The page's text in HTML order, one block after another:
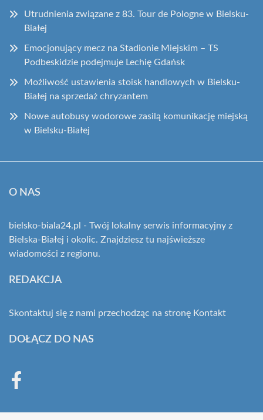
Utrudnienia związane z 83. Tour de Pologne w Bielsku-
Białej
Emocjonujący mecz na Stadionie Miejskim – TS
Podbeskidzie podejmuje Lechię Gdańsk
Możliwość ustawienia stoisk handlowych w Bielsku-
Białej na sprzedaż chryzantem
Nowe autobusy wodorowe zasilą komunikację miejską
w Bielsku-Białej
O NAS
bielsko-biala24.pl - Twój lokalny serwis informacyjny z
Bielska-Białej i okolic. Znajdziesz tu najświeższe
wiadomości z regionu.
REDAKCJA
Skontaktuj się z nami przechodząc na stronę Kontakt
DOŁĄCZ DO NAS